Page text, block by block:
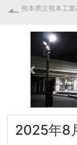
熊本県立熊本工
r
e
v
i
o
u
2025年8